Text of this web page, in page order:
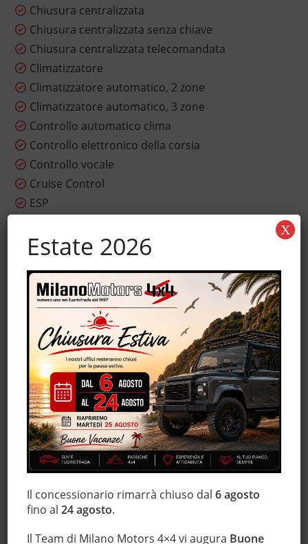
Chiusura centralizzata
Chiusura centralizzata senza chiave
Chiusura centralizzata telecomandata
Climatizzatore
Climatizzatore automatico, 2 zone
Climatizzatore automatico, 3 zone
Controllo automatico clima
Controllo elettronico della corsia
Controllo vocale
Cruise Control
ESP
Fendinebbia
Freno di stazionamento elettrico
Hill holder
Interni in pelle
Isofix
Leve al volante
Luci diurne
Marmitta catalitica
Monitoraggio pressione pneumatici
MP3
Pacchetto sportivo
Schermo multifunzione interamente digitale
Sedile posteriore sdoppiato
Sedili sportivi
Sensore di pioggia
Estate 2026
Il concessionario rimarrà chiuso dal6 agosto
fino al24 agosto.
Il Team di Milano Motors 4×4 vi augura Buone
X